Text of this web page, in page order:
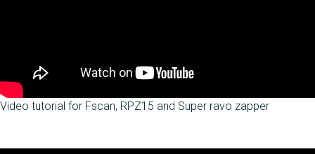
Video tutorial for Fscan, RPZ15 and Super ravo zapper